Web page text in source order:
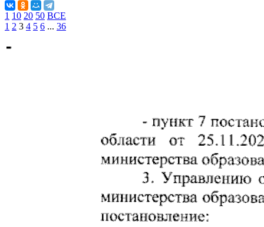
1 10 20 50 ВСЕ
1 2 3 4 5 6 ... 36